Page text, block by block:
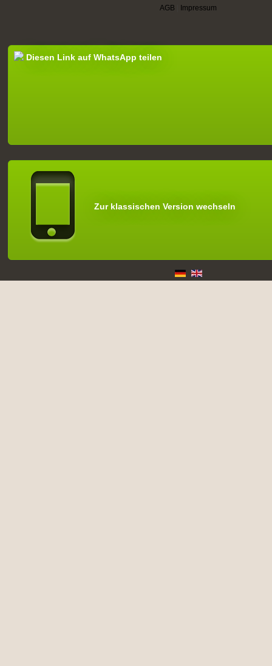
AGB Impressum
Diesen Link auf WhatsApp teilen
Zur klassischen Version wechseln